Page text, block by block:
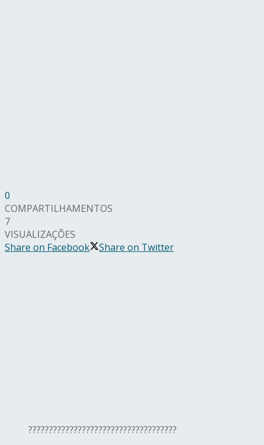
0
COMPARTILHAMENTOS
7
VISUALIZAÇÕES
Share on Facebook
Share on Twitter
????????????????????????????????????